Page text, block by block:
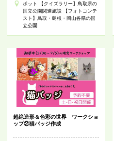
ポット 【クイズラリー】鳥取県の
国立公園関連施設 【フォトコンテ
スト】鳥取・島根・岡山各県の国
立公園
超絶造形＆色彩の世界 ワークショ
ップ②猫バッジ作成